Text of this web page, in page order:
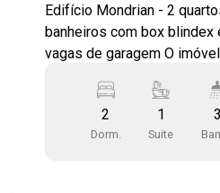
Edifício Mondrian - 2 quartos sendo 1 suíte - 2
banheiros com box blindex
vagas de garagem O imóvel possui: - Sala ampla
serviços com despensa -
condicionado na sala e nos
todas as janelas e na porta
2
Dorm.
1
Suite
3